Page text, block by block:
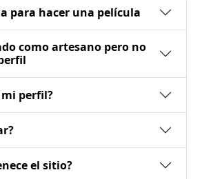
para hacer una película
como artesano pero no
perfil?
el sitio?